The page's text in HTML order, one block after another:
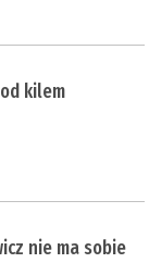
kilem
nie ma sobie